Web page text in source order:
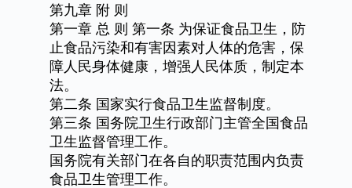
第九章 附 则
第一章 总 则 第一条 为保证食品卫生，防
止食品污染和有害因素对人体的危害，保
障人民身体健康，增强人民体质，制定本
法。
第二条 国家实行食品卫生监督制度。
第三条 国务院卫生行政部门主管全国食品
卫生监督管理工作。
国务院有关部门在各自的职责范围内负责
食品卫生管理工作。